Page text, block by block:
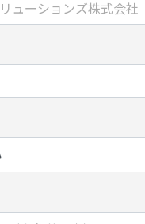
り個人情報を外部へ預託す
委託先を監督します。
関して】
だけない場合は、当社から
/削除に関して】
個人情報の開示/訂正/削除
い合わせ先】にご連絡くだ
、以下をご参照ください。